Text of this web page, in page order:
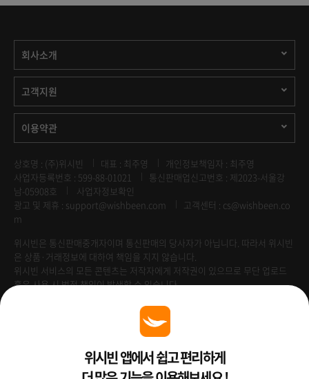
회사소개
고객지원
이용약관
상호명 : (주)위시빈 대표 : 최주영
개인정보책임자 : 최주영
사업자등록번호 : 599-88-01021
통신판매업신고번호 : 제2023-서울강
남-05908호
사업자정보확인
광고 및 제휴 : support@wishbeen.com
고객센터 : cs@wishbeen.co
m
위시빈은 통신판매중개자이며 통신판매의 당사자가 아닙니다. 따라서 위시빈
은 상품·거래정보에 대하여 책임을 지지 않습니다.
위시빈 서비스의 모든 콘텐츠는 저작자에게 저작권이 있으므로 무단 업로드
혹은 사용 시 법적 책임이 발생할 수 있습니다.
Venture Enterprise위시빈 앱에서 쉽고 편리하게